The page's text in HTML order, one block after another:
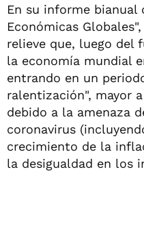
En su informe bianual
Económicas
relieve que, luego del
la economía mundial
entrando en un
ralentización", mayor
debido a la amenaza
coronavirus
crecimiento de la
la desigualdad en los